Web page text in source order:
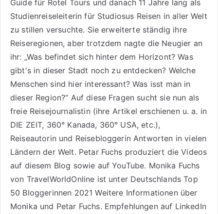
Guide für Rotel Tours und danach 11 Jahre lang als
Studienreiseleiterin für Studiosus Reisen in aller Welt
zu stillen versuchte. Sie erweiterte ständig ihre
Reiseregionen, aber trotzdem nagte die Neugier an
ihr: „Was befindet sich hinter dem Horizont? Was
gibt's in dieser Stadt noch zu entdecken? Welche
Menschen sind hier interessant? Was isst man in
dieser Region?“ Auf diese Fragen sucht sie nun als
freie Reisejournalistin (ihre Artikel erschienen u. a. in
DIE ZEIT, 360° Kanada, 360° USA, etc.),
Reiseautorinund Reisebloggerin Antworten in vielen
Ländern der Welt. Petar Fuchs produziert die Videos
auf diesem Blog sowie aufYouTube. Monika Fuchs
von TravelWorldOnline ist unter Deutschlands Top
50 Bloggerinnen 2021 Weitere Informationen über
Monika und Petar Fuchs. Empfehlungen auf LinkedIn